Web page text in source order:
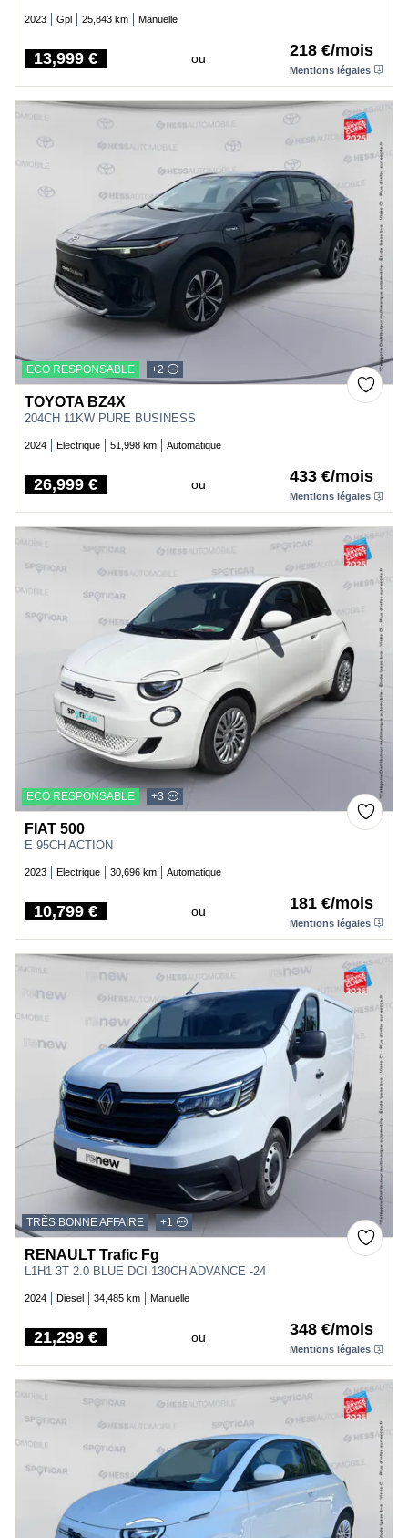
2023 Gpl 25,843 km Manuelle
Price
13,999 € ou 218 €/mois
Mentions légales
ECO RESPONSABLE +2
TOYOTA BZ4X
204CH 11KW PURE BUSINESS
2024 Electrique 51,998 km Automatique
Price
26,999 € ou 433 €/mois
Mentions légales
ECO RESPONSABLE +3
FIAT 500
E 95CH ACTION
2023 Electrique 30,696 km Automatique
Price
10,799 € ou 181 €/mois
Mentions légales
TRÈS BONNE AFFAIRE +1
RENAULT Trafic Fg
L1H1 3T 2.0 BLUE DCI 130CH ADVANCE -24
2024 Diesel 34,485 km Manuelle
Price
21,299 € ou 348 €/mois
Mentions légales